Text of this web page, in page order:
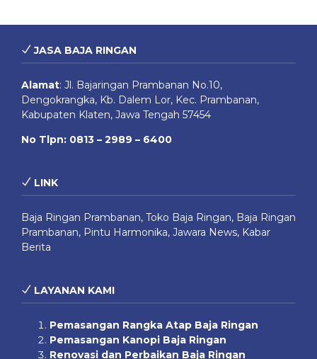
JASA BAJA RINGAN
Alamat: Jl. Bajaringan Prambanan No.10,
Dengokrangka, Kb. Dalem Lor, Kec. Prambanan,
Kabupaten Klaten, Jawa Tengah 57454
No Tlpn: 0813 – 2989 – 6400
LINK
Baja Ringan Prambanan, Toko Baja Ringan, Baja Ringan
Prambanan, Pintu Harmonika, Jawara News, Kabar
Berita
LAYANAN KAMI
Pemasangan Rangka Atap Baja Ringan
Pemasangan Kanopi Baja Ringan
Renovasi dan Perbaikan Baja Ringan